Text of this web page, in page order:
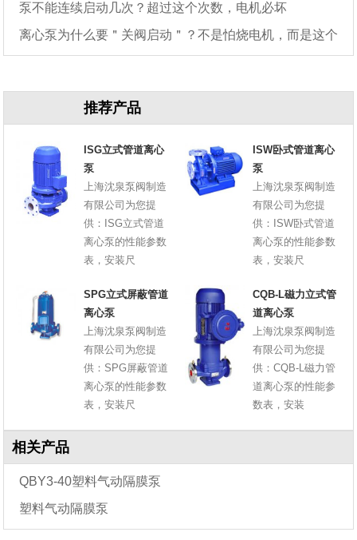
泵不能连续启动几次？超过这个次数，电机必坏
离心泵为什么要＂关阀启动＂？不是怕烧电机，而是这个
推荐产品
ISG立式管道离心
泵
上海沈泉泵阀制造
有限公司为您提
供：ISG立式管道
离心泵的性能参数
表，安装尺
ISW卧式管道离心
泵
上海沈泉泵阀制造
有限公司为您提
供：ISW卧式管道
离心泵的性能参数
表，安装尺
SPG立式屏蔽管道
离心泵
上海沈泉泵阀制造
有限公司为您提
供：SPG屏蔽管道
离心泵的性能参数
表，安装尺
CQB-L磁力立式管
道离心泵
上海沈泉泵阀制造
有限公司为您提
供：CQB-L磁力管
道离心泵的性能参
数表，安装
相关产品
QBY3-40塑料气动隔膜泵
塑料气动隔膜泵